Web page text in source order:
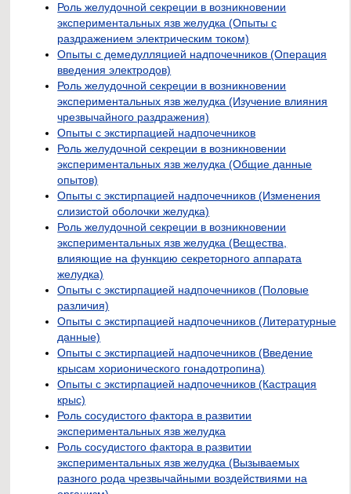
Роль желудочной секреции в возникновении
экспериментальных язв желудка (Опыты с
раздражением электрическим током)
Опыты с демедулляцией надпочечников (Операция
введения электродов)
Роль желудочной секреции в возникновении
экспериментальных язв желудка (Изучение влияния
чрезвычайного раздражения)
Опыты с экстирпацией надпочечников
Роль желудочной секреции в возникновении
экспериментальных язв желудка (Общие данные
опытов)
Опыты с экстирпацией надпочечников (Изменения
слизистой оболочки желудка)
Роль желудочной секреции в возникновении
экспериментальных язв желудка (Вещества,
влияющие на функцию секреторного аппарата
желудка)
Опыты с экстирпацией надпочечников (Половые
различия)
Опыты с экстирпацией надпочечников (Литературные
данные)
Опыты с экстирпацией надпочечников (Введение
крысам хорионического гонадотропина)
Опыты с экстирпацией надпочечников (Кастрация
крыс)
Роль сосудистого фактора в развитии
экспериментальных язв желудка
Роль сосудистого фактора в развитии
экспериментальных язв желудка (Вызываемых
разного рода чрезвычайными воздействиями на